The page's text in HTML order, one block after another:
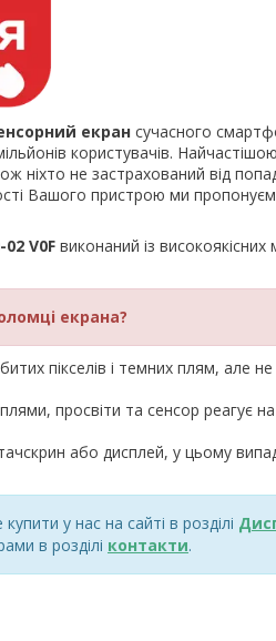
екран сучасного
користувачів.
ніхто не застрахований від
Вашого пристрою ми
V0F виконаний із високоякісних
екрана?
пікселів і темних плям, але
просвіти та сенсор реагує
або дисплей, у цьому
у нас на сайті в розділі
в розділі контакти.